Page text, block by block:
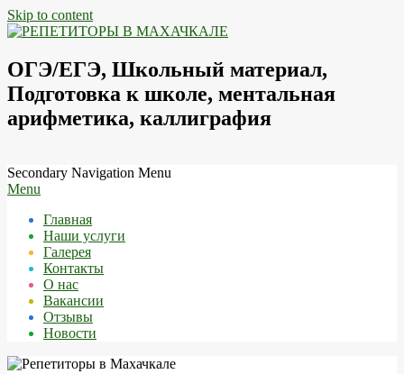
Skip to content
ЦЕНТР
"ШКОЛА
НА
ДОМУ"
ОГЭ/ЕГЭ, Школьный материал,
Подготовка к школе, ментальная
арифметика, каллиграфия
Secondary Navigation Menu
Menu
Главная
Наши услуги
Галерея
Контакты
О нас
Вакансии
Отзывы
Новости